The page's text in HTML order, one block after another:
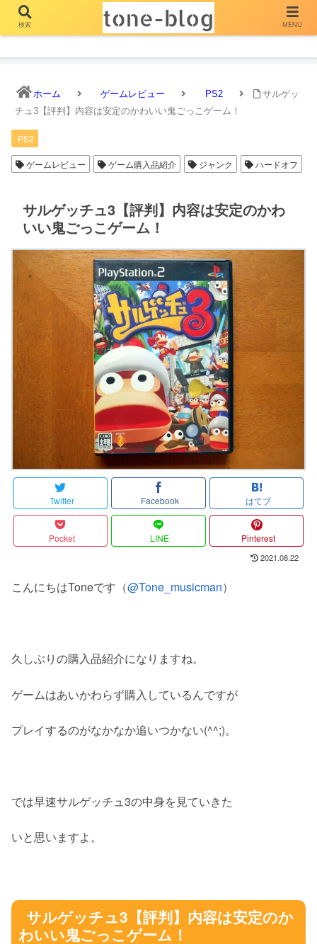
とーん ぶろぐ
ホーム ゲームレビュー PS2
サルゲッ
チュ3【評判】内容は安定のかわいい鬼ごっこゲーム！
PS2
ゲームレビュー ゲーム購入品紹介 ジャンク ハードオフ
サルゲッチュ3【評判】内容は安定のかわ
いい鬼ごっこゲーム！
Twitter Facebook はてブ
Pocket LINE Pinterest
2021.08.22
こんにちはToneです（@Tone_musicman）
久しぶりの購入品紹介になりますね。
ゲームはあいかわらず購入しているんですが
プレイするのがなかなか追いつかない(^^;)。
では早速サルゲッチュ3の中身を見ていきた
いと思いますよ。
サルゲッチュ3【評判】内容は安定のか
わいい鬼ごっこゲーム！
検索 MENU